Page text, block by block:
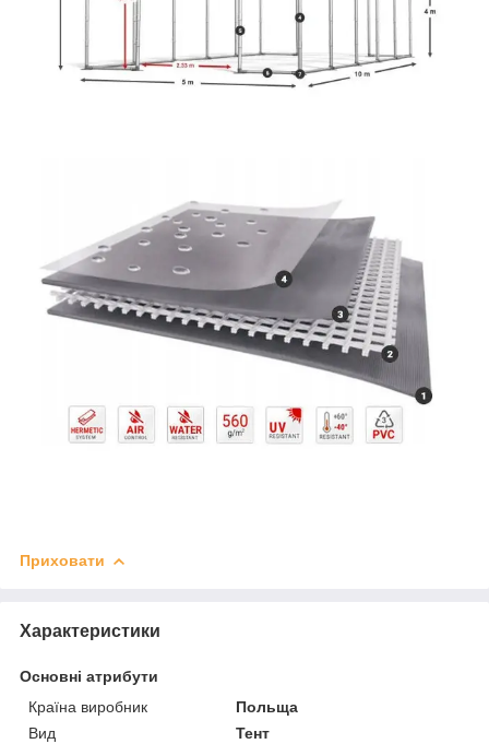
Приховати
Характеристики
Основні атрибути
Країна виробник
Польща
Вид
Тент